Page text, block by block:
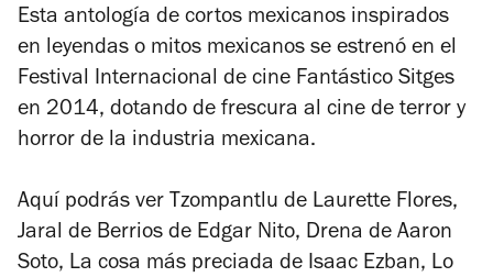
Esta antología de cortos mexicanos inspirados
en leyendas o mitos mexicanos se estrenó en el
Festival Internacional de cine Fantástico Sitges
en 2014, dotando de frescura al cine de terror y
horror de la industria mexicana.
Aquí podrás ver Tzompantlu de Laurette Flores,
Jaral de Berrios de Edgar Nito, Drena de Aaron
Soto, La cosa más preciada de Isaac Ezban, Lo